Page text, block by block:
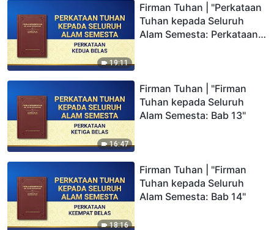
19:11
Firman Tuhan | "Perkataan
Tuhan kepada Seluruh
Alam Semesta: Perkataan
16:47
Firman Tuhan | "Firman
Tuhan kepada Seluruh
Alam Semesta: Bab 13"
18:16
Firman Tuhan | "Firman
Tuhan kepada Seluruh
Alam Semesta: Bab 14"